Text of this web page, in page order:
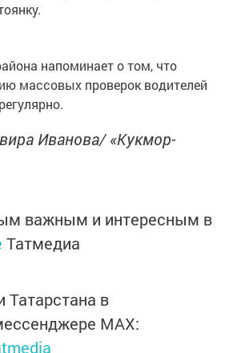
напоминает о том, что
массовых проверок водителей
Иванова/ «Кукмор-
важным и интересным в
Татмедиа
Татарстана в
MАХ: